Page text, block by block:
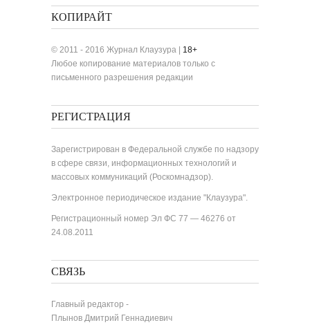
КОПИРАЙТ
© 2011 - 2016 Журнал Клаузура | 18+
Любое копирование материалов только с
письменного разрешения редакции
РЕГИСТРАЦИЯ
Зарегистрирован в Федеральной службе по надзору
в сфере связи, информационных технологий и
массовых коммуникаций (Роскомнадзор).
Электронное периодическое издание "Клаузура".
Регистрационный номер Эл ФС 77 — 46276 от
24.08.2011
СВЯЗЬ
Главный редактор -
Плынов Дмитрий Геннадиевич